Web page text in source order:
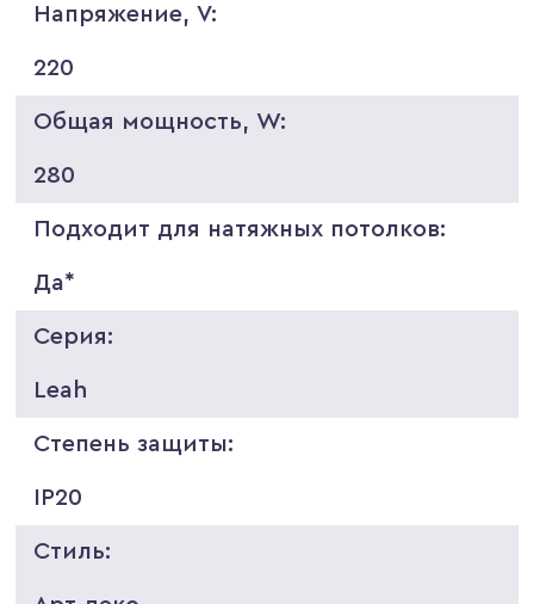
Напряжение, V:
220
Общая мощность, W:
280
Подходит для натяжных потолков:
Да*
Серия:
Leah
Степень защиты:
IP20
Стиль: